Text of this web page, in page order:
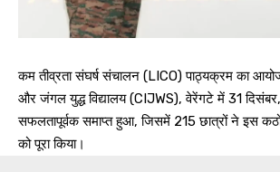
कम तीव्रता संघर्ष संचालन (LICO) पाठ्यक्रम का
और जंगल युद्ध विद्यालय (CIJWS), वेरेंगटे में 31
सफलतापूर्वक समाप्त हुआ, जिसमें 215 छात्रों ने इस
को पूरा किया।